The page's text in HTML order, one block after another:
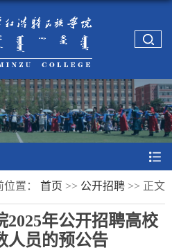
位置： 首页 >> 公开招聘 >> 正文
2025年公开招聘高校
人员的预公告